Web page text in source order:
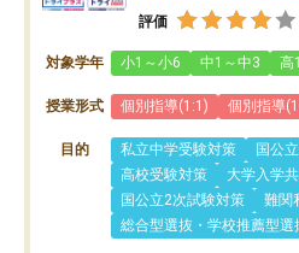
評価
対象学年 小1～小6 中1～中3 高
授業形式 個別指導(1:1) 個別指導
目的 私立中学受験対策
国公
高校受験対策
大学入学
国公立2次試験対策
難関
総合型選抜・学校推薦型選